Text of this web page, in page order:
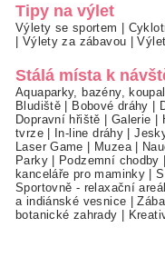
Tipy na výlet
Výlety se sportem |
| Výlety za zábavou |
Stálá místa k
Aquaparky, bazény,
Bludiště | Bobové dráhy |
Dopravní hřiště | Galerie |
tvrze| In-line dráhy |
Laser Game | Muzea|
Parky| Podzemní chodby |
kanceláře pro maminky |
Sportovně - relaxační
a indiánské vesnice |
botanické zahrady |